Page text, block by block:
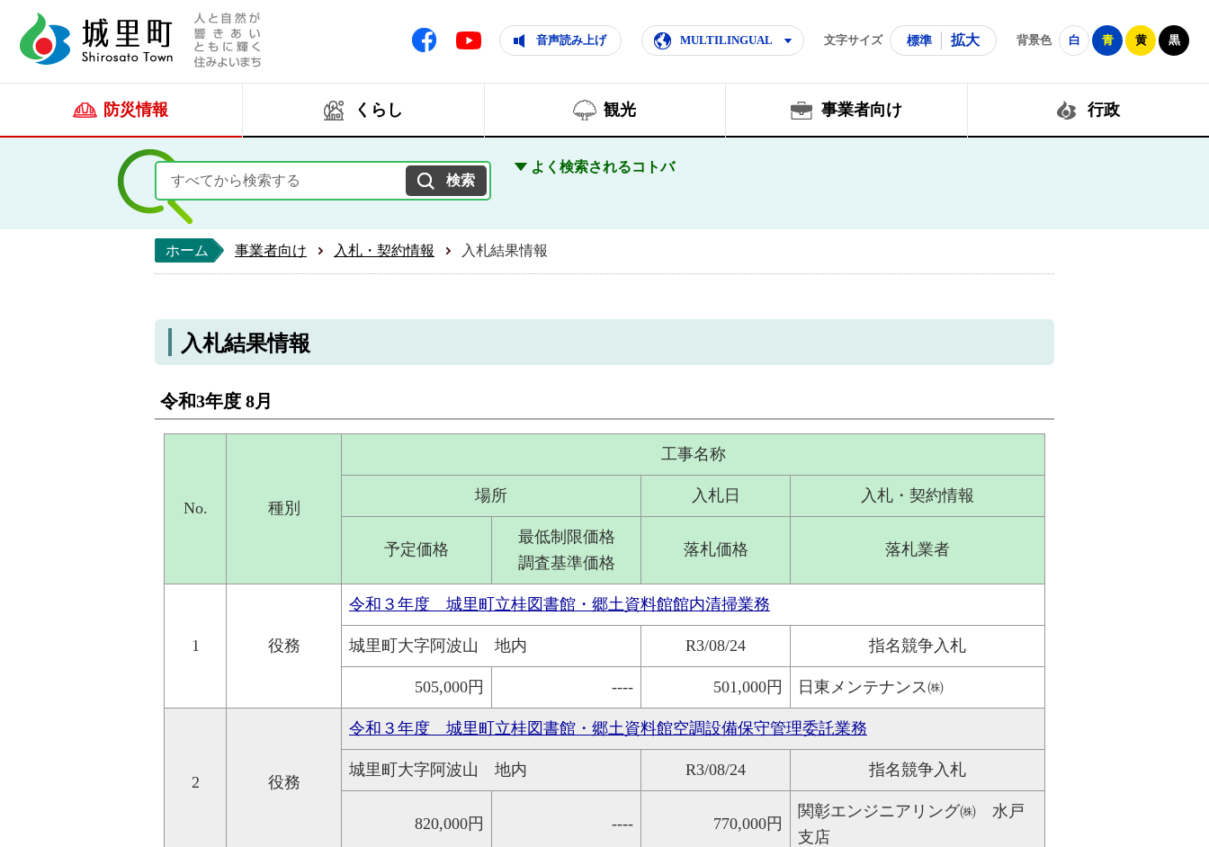
人と自然が響きあいともに輝く住みよいまち
Facebook Youtube 音声読み上げ MULTILINGUAL 文字サイズ 標準 拡大 背景色 白 青 黄 黒
防災情報 くらし 観光 事業者向け 行政
よく検索されるコトバ
ホーム 事業者向け 入札・契約情報 入札結果情報
入札結果情報
令和3年度 8月
No. 種別
工事名称
場所 入札日 入札・契約情報
予定価格
最低制限価格
調査基準価格
落札価格 落札業者
1 役務
令和３年度 城里町立桂図書館・郷土資料館館内清掃業務
城里町大字阿波山 地内 R3/08/24 指名競争入札
505,000円 ---- 501,000円 日東メンテナンス㈱
2 役務
令和３年度 城里町立桂図書館・郷土資料館空調設備保守管理委託業務
城里町大字阿波山 地内 R3/08/24 指名競争入札
820,000円 ---- 770,000円
関彰エンジニアリング㈱ 水戸
支店